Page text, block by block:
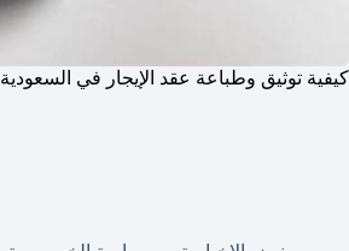
كيفية توثيق وطباعة عقد الإيجار في السعودية